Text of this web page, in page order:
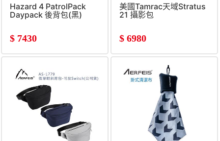
Hazard 4 PatrolPack
Daypack 後背包(黑)
$ 7430
美國Tamrac天域Stratus
21 攝影包
$ 6980